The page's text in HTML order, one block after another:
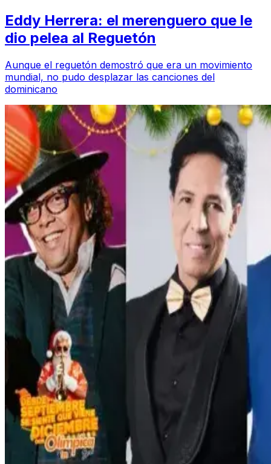
Eddy Herrera: el merenguero que le
dio pelea al Reguetón
Aunque el reguetón demostró que era un movimiento
mundial, no pudo desplazar las canciones del
dominicano